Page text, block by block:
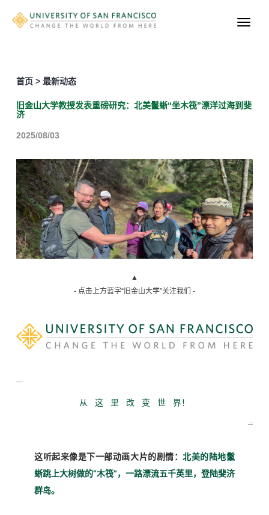
首页 > 最新动态
旧金山大学教授发表重磅研究：北美鬣蜥“坐木筏”漂洋过海到斐
济
2025/08/03
▲
- 点击上方蓝字“旧金山大学”关注我们 -
从 这 里 改 变 世 界！
这听起来像是下一部动画大片的剧情：北美的陆地鬣
蜥跳上大树做的“木筏”，一路漂流五千英里，登陆斐济
群岛。